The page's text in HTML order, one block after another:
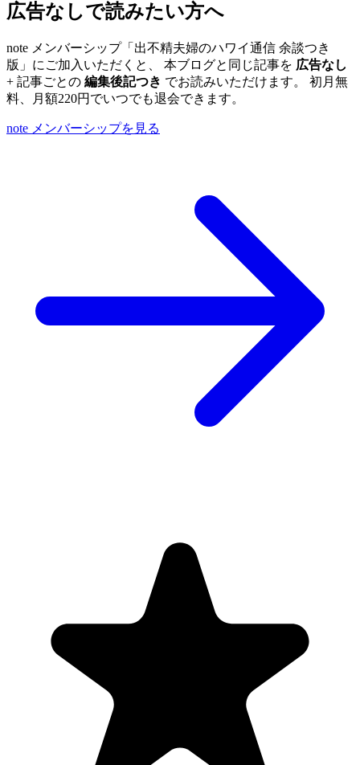
広告なしで読みたい方へ
note メンバーシップ「出不精夫婦のハワイ通信 余談つき
版」にご加入いただくと、 本ブログと同じ記事を 広告なし
+ 記事ごとの 編集後記つき でお読みいただけます。 初月無
料、月額220円でいつでも退会できます。
note メンバーシップを見る